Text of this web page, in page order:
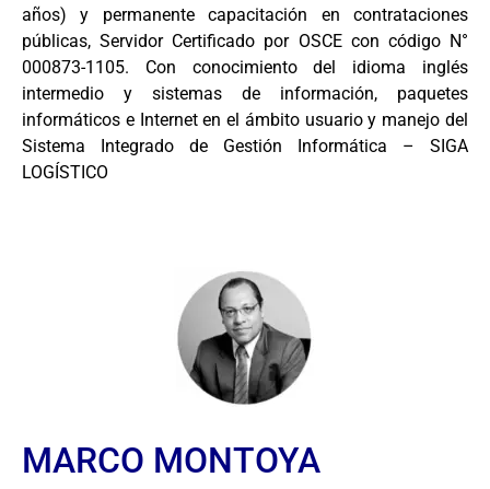
años) y permanente capacitación en contrataciones
públicas, Servidor Certificado por OSCE con código N°
000873-1105. Con conocimiento del idioma inglés
intermedio y sistemas de información, paquetes
informáticos e Internet en el ámbito usuario y manejo del
Sistema Integrado de Gestión Informática – SIGA
LOGÍSTICO
MARCO MONTOYA